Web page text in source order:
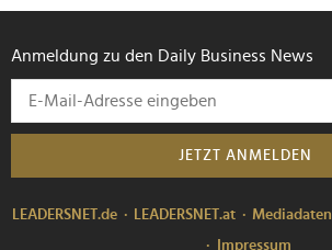
Anmeldung zu den Daily Business News
JETZT ANMELDEN
LEADERSNET.de LEADERSNET.at Mediadaten
Impressum